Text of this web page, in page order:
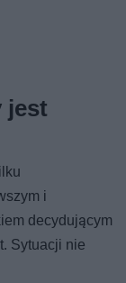
jest
i
decydującym
Sytuacji nie